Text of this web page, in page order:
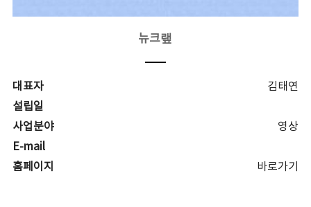
뉴크랲
대표자
김태연
설립일
사업분야
영상
E-mail
홈페이지
바로가기